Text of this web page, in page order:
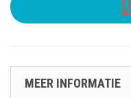
MEER INFORMATIE